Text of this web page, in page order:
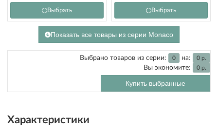
Выбрать Выбрать
Показать все товары из серии Monaco
Выбрано товаров из серии: 0 на: 0 р.
Вы экономите: 0 р.
Купить выбранные
Характеристики